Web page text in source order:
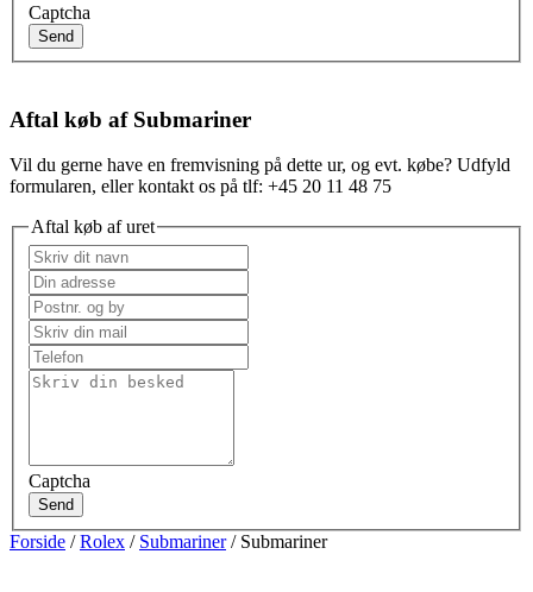
Captcha
Send
Aftal køb af Submariner
Vil du gerne have en fremvisning på dette ur, og evt. købe? Udfyld
formularen, eller kontakt os på tlf: +45 20 11 48 75
Aftal køb af uret
Captcha
Send
Forside /Rolex / Submariner/ Submariner